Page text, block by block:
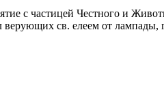
с частицей Честного и
св. елеем от лампады,